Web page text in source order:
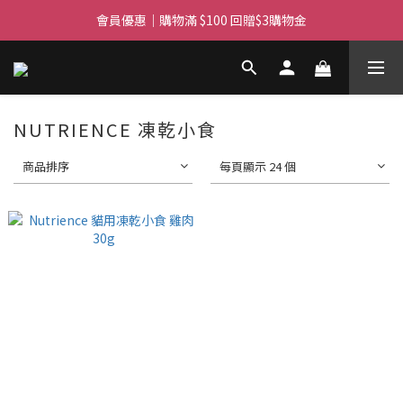
滿$450免費送貨上門 I 滿$350免運 順豐自取
會員優惠｜購物滿 $100 回贈$3購物金
滿$450免費送貨上門 I 滿$350免運 順豐自取
NUTRIENCE 凍乾小食
商品排序 每頁顯示 24 個